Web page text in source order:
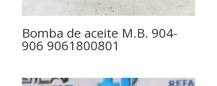
Bomba de aceite M.B. 904-
906 9061800801